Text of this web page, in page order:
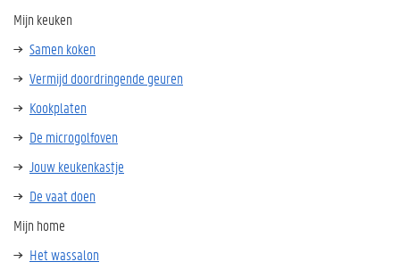
Mijn keuken
Samen koken
Vermijd doordringende geuren
Kookplaten
De microgolfoven
Jouw keukenkastje
De vaat doen
Mijn home
Het wassalon